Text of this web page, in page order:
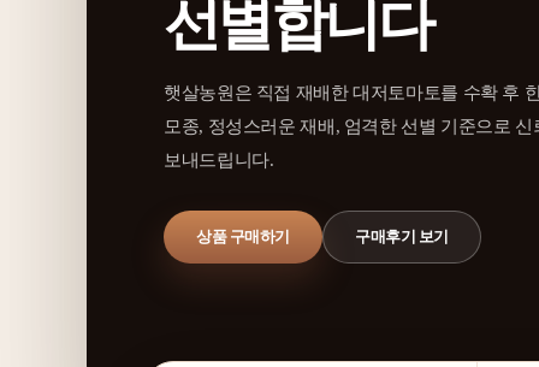
선별합니다
햇살농원은 직접 재배한 대저토마토를 수확 후
모종, 정성스러운 재배, 엄격한 선별 기준으로
보내드립니다.
상품 구매하기 구매후기 보기